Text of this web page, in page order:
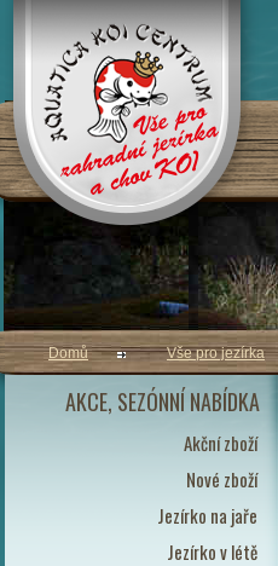
AKCE, SEZÓNNÍ NABÍDKA
Akční zboží
Nové zboží
Jezírko na jaře
Jezírko v létě
Domů Vše pro jezírka